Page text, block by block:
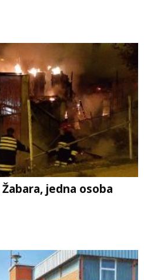
jedna osoba